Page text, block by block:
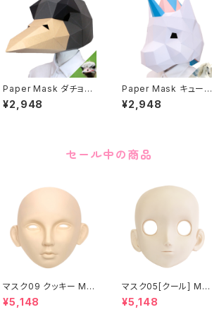
Paper Mask ダチョウ
Ostrich
¥2,948
Paper Mask キュート
ユニコーン Cute unic
on
¥2,948
セール中の商品
マスク09 クッキー MA
SK09 “COOKIE”
¥5,148
マスク05[クール] MAS
K05[COOL]
¥5,148